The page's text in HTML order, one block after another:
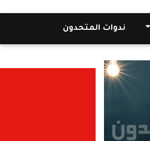
ندوات المتحدون